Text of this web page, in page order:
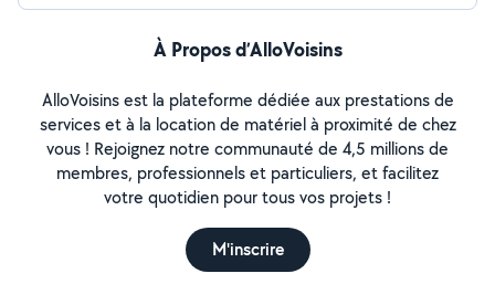
À Propos d’AlloVoisins
AlloVoisins est la plateforme dédiée aux prestations de
services et à la location de matériel à proximité de chez
vous ! Rejoignez notre communauté de 4,5 millions de
membres, professionnels et particuliers, et facilitez
votre quotidien pour tous vos projets !
M'inscrire